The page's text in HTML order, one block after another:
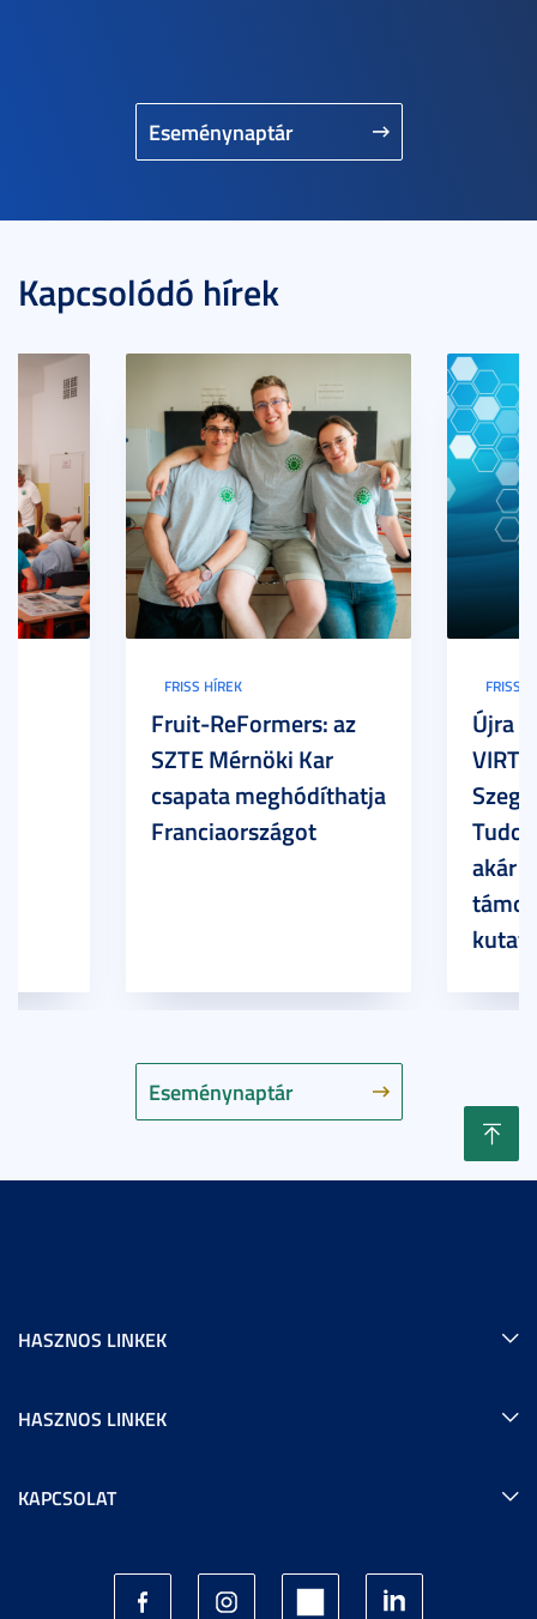
Eseménynaptár
Kapcsolódó hírek
Eseménynaptár
FRISS HÍREK
Fruit-ReFormers: az
SZTE Mérnöki Kar
csapata meghódíthatja
Franciaországot
FRISS
Újra
akár
HASZNOS LINKEK
HASZNOS LINKEK
KAPCSOLAT